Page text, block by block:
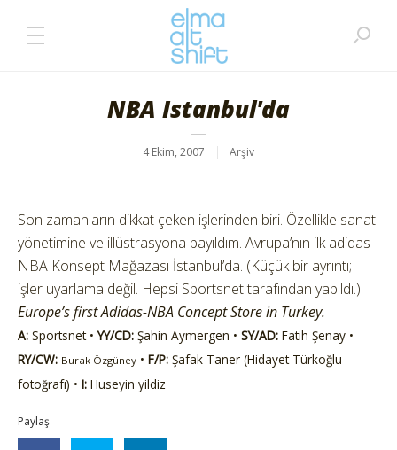
NBA Istanbul'da
4 Ekim, 2007 Arşiv
Son zamanların dikkat çeken işlerinden biri. Özellikle sanat
yönetimine ve illüstrasyona bayıldım. Avrupa’nın ilk adidas-
NBA Konsept Mağazası İstanbul’da. (Küçük bir ayrıntı;
işler uyarlama değil. Hepsi Sportsnet tarafından yapıldı.)
Europe’s first Adidas-NBA Concept Store in Turkey.
A: Sportsnet •YY/CD: Şahin Aymergen • SY/AD: Fatih Şenay •
RY/CW: Burak Özgüney • F/P: Şafak Taner (Hidayet Türkoğlu
fotoğrafı) • I: Huseyin yildiz
Paylaş